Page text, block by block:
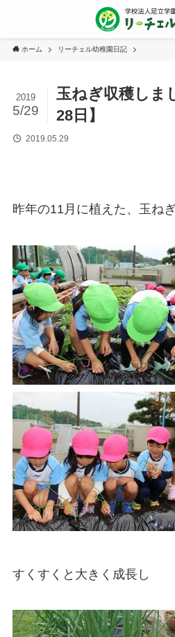
ホーム リーチェル幼稚園日記
玉ねぎ収穫しま
28日】
2019
5/29
2019.05.29
昨年の11月に植えた、玉ねぎ
すくすくと大きく成長し